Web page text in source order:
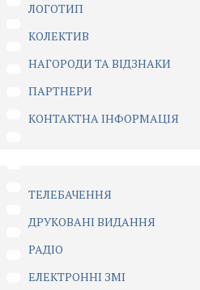
ЛОГОТИП
КОЛЕКТИВ
НАГОРОДИ ТА ВІДЗНАКИ
ПАРТНЕРИ
КОНТАКТНА ІНФОРМАЦІЯ
ТЕЛЕБАЧЕННЯ
ДРУКОВАНІ ВИДАННЯ
РАДІО
ЕЛЕКТРОННІ ЗМІ